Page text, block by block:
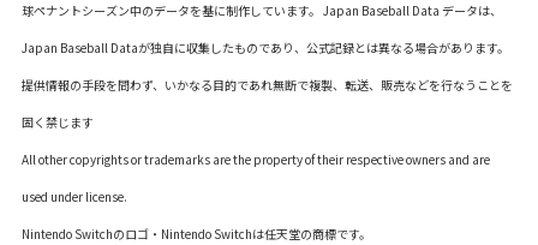
球ペナントシーズン中のデータを基に制作しています。 Japan Baseball Data データは、
Japan Baseball Dataが独自に収集したものであり、公式記録とは異なる場合があります。
提供情報の手段を問わず、いかなる目的であれ無断で複製、転送、販売などを行なうことを
固く禁じます
All other copyrights or trademarks are the property of their respective owners and are
used under license.
Nintendo Switchのロゴ・Nintendo Switchは任天堂の商標です。